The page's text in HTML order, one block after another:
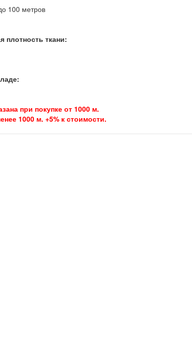
100 метров
плотность ткани:
при покупке от 1000 м.
1000 м. +5% к стоимости.